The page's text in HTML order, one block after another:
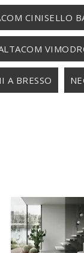
CINISELLO
A BRESSO